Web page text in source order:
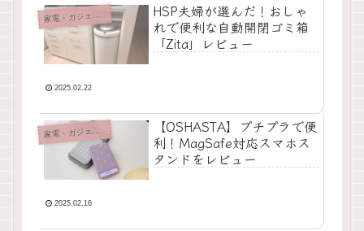
家
電・ガジェット
HSP夫婦が選んだ！おしゃ
れで便利な自動開閉ゴミ箱
「Zita」レビュー
2025.02.22
家
電・ガジェット
【OSHASTA】プチプラで便
利！MagSafe対応スマホス
タンドをレビュー
2025.02.16